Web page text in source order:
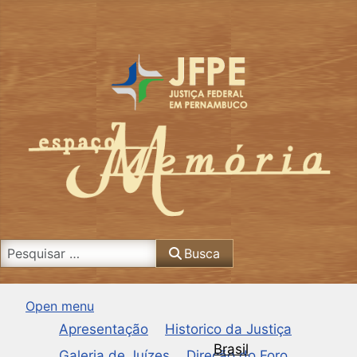
Busca
Open menu
Apresentação
Historico da Justiça
Brasil